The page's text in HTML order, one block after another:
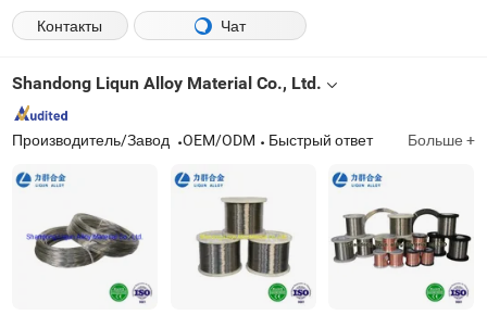
Контакты
Чат
Shandong Liqun Alloy Material Co., Ltd.
Производитель/Завод OEM/ODM Быстрый ответ Больше +